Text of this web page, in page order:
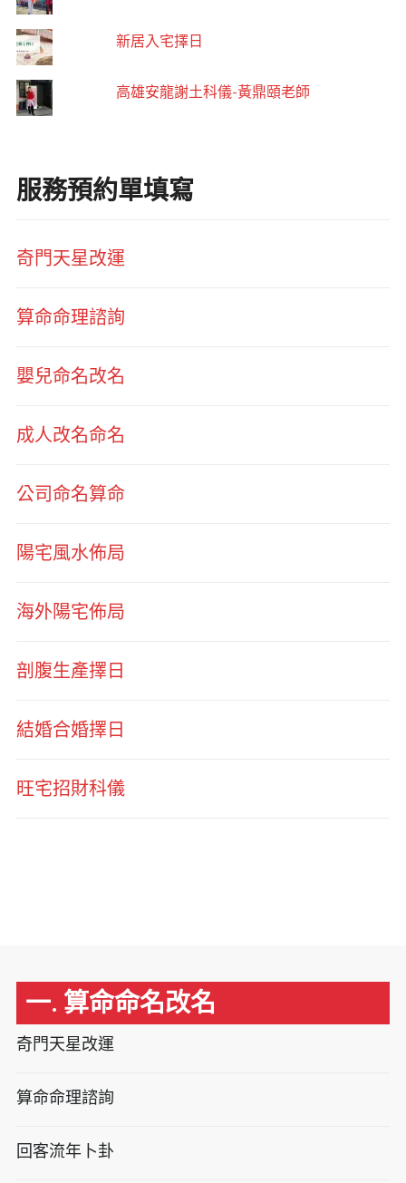
新居入宅擇日
高雄安龍謝土科儀-黃鼎頤老師
服務預約單填寫
奇門天星改運
算命命理諮詢
嬰兒命名改名
成人改名命名
公司命名算命
陽宅風水佈局
海外陽宅佈局
剖腹生產擇日
結婚合婚擇日
旺宅招財科儀
一. 算命命名改名
奇門天星改運
算命命理諮詢
回客流年卜卦